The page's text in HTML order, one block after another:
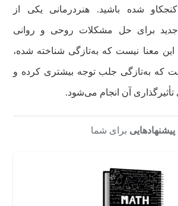
شده باشید. هنردرمانی یکی از
برای حل مشکلات روحی و روانی
این معنا نیست که به‌تازگی شناخته شده،
که به‌تازگی جلب توجه بیشتری کرده و
آن انجام می‌شود.
پیشنهادهایی برای شما